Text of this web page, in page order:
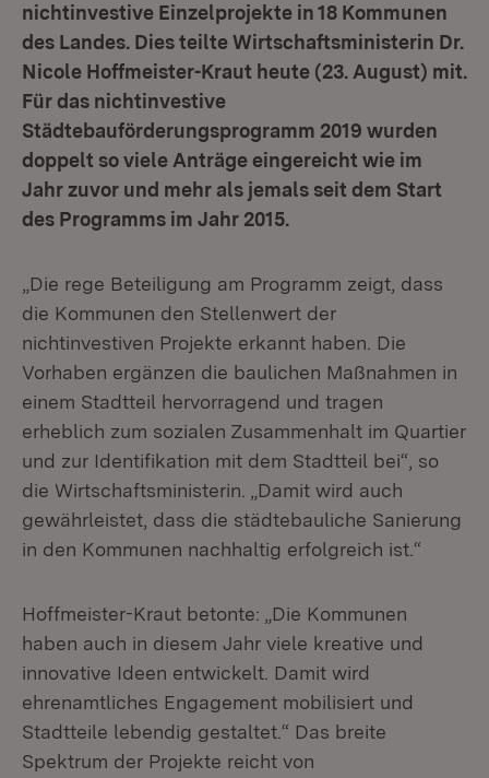
nichtinvestive Einzelprojekte in 18 Kommunen
des Landes. Dies teilte Wirtschaftsministerin Dr.
Nicole Hoffmeister-Kraut heute (23. August) mit.
Für das nichtinvestive
Städtebauförderungsprogramm 2019 wurden
doppelt so viele Anträge eingereicht wie im
Jahr zuvor und mehr als jemals seit dem Start
des Programms im Jahr 2015.
„Die rege Beteiligung am Programm zeigt, dass
die Kommunen den Stellenwert der
nichtinvestiven Projekte erkannt haben. Die
Vorhaben ergänzen die baulichen Maßnahmen in
einem Stadtteil hervorragend und tragen
erheblich zum sozialen Zusammenhalt im Quartier
und zur Identifikation mit dem Stadtteil bei“, so
die Wirtschaftsministerin. „Damit wird auch
gewährleistet, dass die städtebauliche Sanierung
in den Kommunen nachhaltig erfolgreich ist.“
Hoffmeister-Kraut betonte: „Die Kommunen
haben auch in diesem Jahr viele kreative und
innovative Ideen entwickelt. Damit wird
ehrenamtliches Engagement mobilisiert und
Stadtteile lebendig gestaltet.“ Das breite
Spektrum der Projekte reicht von